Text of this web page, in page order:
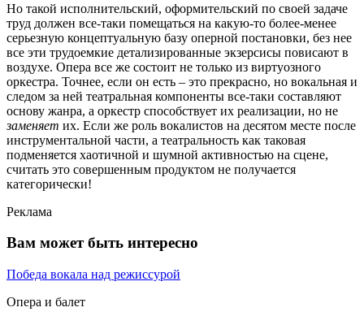
Но такой исполнительский, оформительский по своей задаче
труд должен все-таки помещаться на какую-то более-менее
серьезную концептуальную базу оперной постановки, без нее
все эти трудоемкие детализированные экзерсисы повисают в
воздухе. Опера все же состоит не только из виртуозного
оркестра. Точнее, если он есть – это прекрасно, но вокальная и
следом за ней театральная компоненты все-таки составляют
основу жанра, а оркестр способствует их реализации, но не
заменяет их. Если же роль вокалистов на десятом месте после
инструментальной части, а театральность как таковая
подменяется хаотичной и шумной активностью на сцене,
считать это совершенным продуктом не получается
категорически!
Реклама
Вам может быть интересно
Победа вокала над режиссурой
Опера и балет